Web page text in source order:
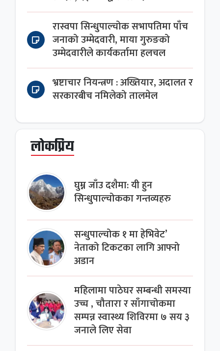
रास्वपा सिन्धुपाल्चोक सभापतिमा पाँच
जनाको उम्मेदवारी, माया गुरुङको
उम्मेदवारीले कार्यकर्तामा हलचल
भ्रष्टाचार नियन्त्रण : अख्तियार, अदालत र
सरकारबीच नमिलेको तालमेल
लोकप्रिय
घुम्न जाँउ दशैमा: यी हुन
सिन्धुपाल्चोकका गन्तव्यहरु
सन्धुपाल्चोक १ मा हेभिवेट’
नेताको टिकटका लागि आफ्नो
अडान
महिलामा पाठेघर सम्बन्धी समस्या
उच्च , चौतारा र साँगाचोकमा
सम्पन्न स्वास्थ्य शिविरमा ७ सय ३
जनाले लिए सेवा